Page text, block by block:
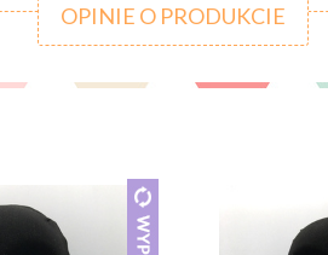
OPINIE O PRODUKCIE